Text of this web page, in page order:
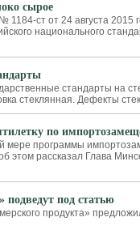
сырое
1184-ст от 24 августа 2015
национального
стандарты на
стеклянная. Дефекты
по
мере программы
этом рассказал Глава
подведут под статью
продукта»